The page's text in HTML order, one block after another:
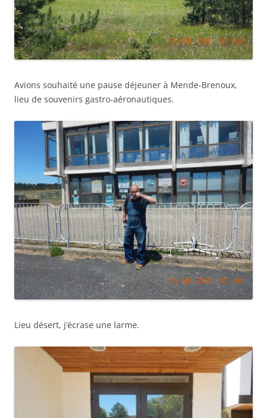
Avions souhaité une pause déjeuner à Mende-Brenoux,
lieu de souvenirs gastro-aéronautiques.
Lieu désert, j’écrase une larme.